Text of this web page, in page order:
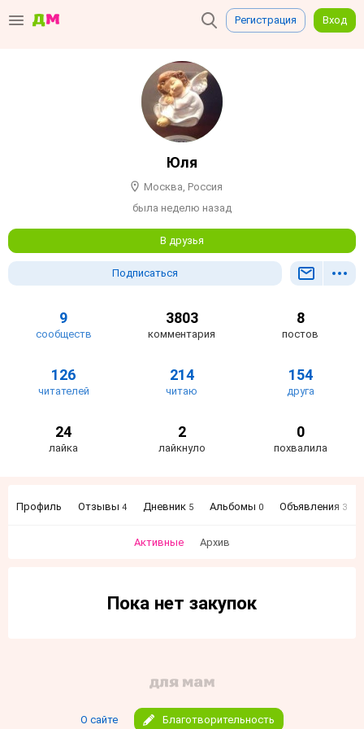
Регистрация Вход
Юля
Москва, Россия
была неделю назад
В друзья
Подписаться
9
сообществ
3803
комментария
8
постов
126
читателей
214
читаю
154
друга
24
лайка
2
лайкнуло
0
похвалила
Профиль Отзывы 4 Дневник 5 Альбомы 0 Объявления 3
Активные Архив
Пока нет закупок
О сайте Благотворительность